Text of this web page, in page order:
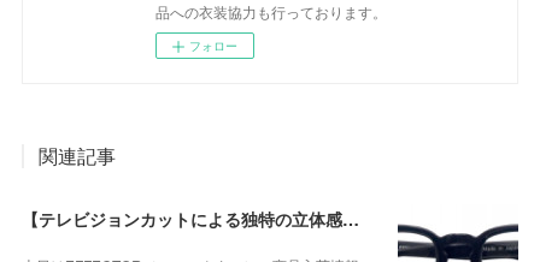
品への衣装協力も行っております。
フォロー
関連記事
【テレビジョンカットによる独特の立体感が個性的なモデル】EFFECTOR（エフェクター） VOLTA（ボルタ） BKが入荷！